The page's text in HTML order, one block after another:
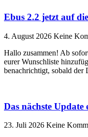
Ebus 2.2 jetzt auf
4. August 2026 Keine
Hallo zusammen! Ab
eurer Wunschliste
benachrichtigt, sobald der
Das nächste
23. Juli 2026 Keine